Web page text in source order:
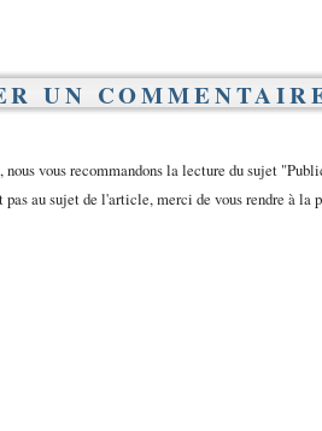
UN
vous recommandons la lecture du sujet
pas au sujet de l'article, merci de vous rendre à la